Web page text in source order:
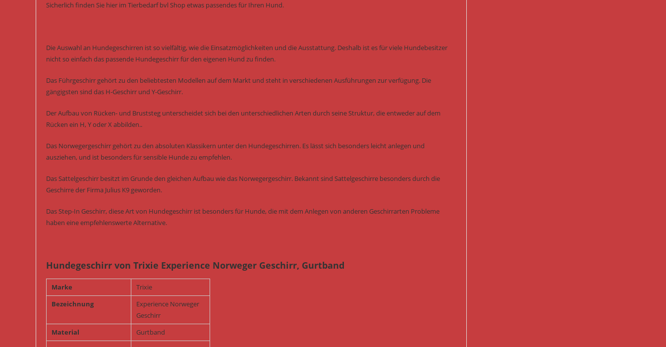
Sicherlich finden Sie hier im Tierbedarf bvl Shop etwas passendes für Ihren Hund.
Die Auswahl an Hundegeschirren ist so vielfältig, wie die Einsatzmöglichkeiten und die Ausstattung. Deshalb ist es für viele Hundebesitzer
nicht so einfach das passende Hundegeschirr für den eigenen Hund zu finden.
Das Führgeschirr gehört zu den beliebtesten Modellen auf dem Markt und steht in verschiedenen Ausführungen zur verfügung. Die
gängigsten sind das H-Geschirr und Y-Geschirr.
Der Aufbau von Rücken- und Bruststeg unterscheidet sich bei den unterschiedlichen Arten durch seine Struktur, die entweder auf dem
Rücken ein H, Y oder X abbilden..
Das Norwegergeschirr gehört zu den absoluten Klassikern unter den Hundegeschirren. Es lässt sich besonders leicht anlegen und
ausziehen, und ist besonders für sensible Hunde zu empfehlen.
Das Sattelgeschirr besitzt im Grunde den gleichen Aufbau wie das Norwegergeschirr. Bekannt sind Sattelgeschirre besonders durch die
Geschirre der Firma Julius K9 geworden.
Das Step-In Geschirr, diese Art von Hundegeschirr ist besonders für Hunde, die mit dem Anlegen von anderen Geschirrarten Probleme
haben eine empfehlenswerte Alternative.
Hundegeschirr von Trixie Experience Norweger Geschirr, Gurtband
Marke
Trixie
Bezeichnung
Experience Norweger
Geschirr
Material
Gurtband